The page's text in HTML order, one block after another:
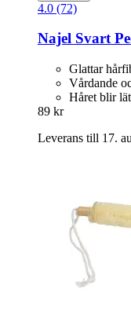
4.0 (72)
Najel Svart
Glattar
Vårdande
Håret blir
89 kr
Leverans till 17.